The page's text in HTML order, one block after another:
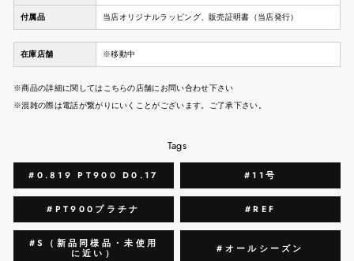
付属品 当店オリジナルラッピング、販売証明書（当店発行）
在庫店舗 ※移動中
※商品の詳細に関してはこちらの店舗にお問い合わせ下さい
※混雑の際は電話が繋がりにいくことがございます。ご了承下さい。
Tags
#0.819 PT900 D0.17 #11号
#PT900プラチナ #REF
#S（新品同様品・未使用
に近い）
#オールシーズン